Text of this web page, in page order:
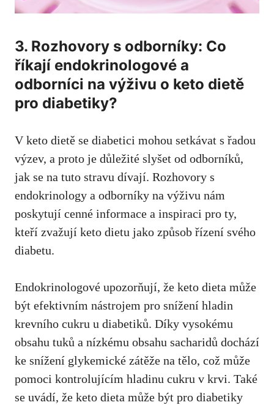
3. Rozhovory s odborníky: Co
říkají endokrinologové ⁣a
odborníci na výživu ⁢o⁤ keto dietě
pro diabetiky?
V keto dietě se‍ diabetici mohou setkávat s řadou
výzev, a proto je důležité slyšet od odborníků,
jak se na tuto stravu dívají. Rozhovory s
endokrinology a odborníky na výživu nám
poskytují cenné informace a inspiraci pro ty,
⁣kteří zvažují‍ keto dietu‍ jako způsob řízení svého
diabetu.
Endokrinologové upozorňují,⁤ že keto dieta může
být​ efektivním nástrojem pro snížení hladin
krevního cukru u diabetiků. Díky vysokému
obsahu⁤ tuků a ⁣nízkému obsahu sacharidů ⁣dochází
ke snížení ⁣glykemické zátěže ⁤na tělo, což může
pomoci kontrolujícím hladinu cukru v ‌krvi. Také
se uvádí, že keto dieta může být ‍pro diabetiky